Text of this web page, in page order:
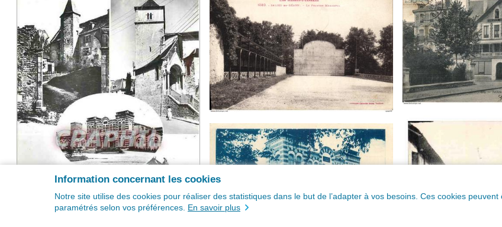
Information concernant les cookies
Notre site utilise des cookies pour réaliser des statistiques dans le but de l’adapter à vos besoins. Ces cookies peuvent
paramétrés selon vos préférences. En savoir plus